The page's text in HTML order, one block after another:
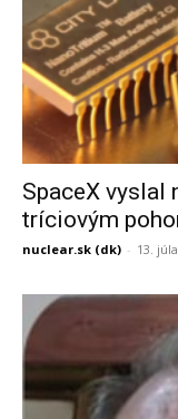
SpaceX vyslal
tríciovým
nuclear.sk (dk) - 13.